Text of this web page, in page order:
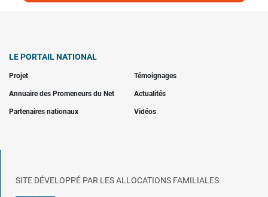
LE PORTAIL NATIONAL
Projet Témoignages
Annuaire des Promeneurs du Net Actualités
Partenaires nationaux Vidéos
SITE DÉVELOPPÉ PAR LES ALLOCATIONS FAMILIALES